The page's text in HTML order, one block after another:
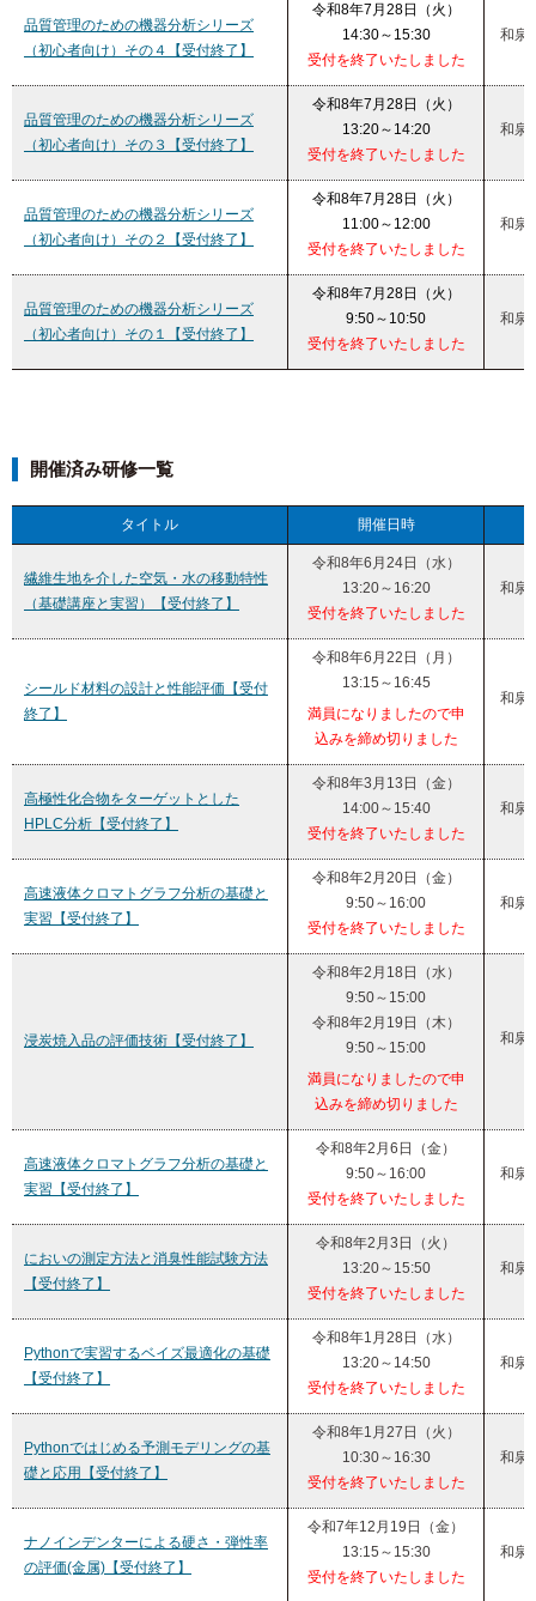
品質管理のための機器分析シリーズ
（初心者向け）その４【受付終了】
令和8年7月28日（火）
14:30～15:30
受付を終了いたしました
和泉
品質管理のための機器分析シリーズ
（初心者向け）その３【受付終了】
令和8年7月28日（火）
13:20～14:20
受付を終了いたしました
和泉
品質管理のための機器分析シリーズ
（初心者向け）その２【受付終了】
令和8年7月28日（火）
11:00～12:00
受付を終了いたしました
和泉
品質管理のための機器分析シリーズ
（初心者向け）その１【受付終了】
令和8年7月28日（火）
9:50～10:50
受付を終了いたしました
和泉
開催済み研修一覧
タイトル 開催日時
繊維生地を介した空気・水の移動特性
（基礎講座と実習）【受付終了】
令和8年6月24日（水）
13:20～16:20
受付を終了いたしました
和泉
シールド材料の設計と性能評価【受付
終了】
令和8年6月22日（月）
13:15～16:45
満員になりましたので申
込みを締め切りました
和泉
高極性化合物をターゲットとした
HPLC分析【受付終了】
令和8年3月13日（金）
14:00～15:40
受付を終了いたしました
和泉
高速液体クロマトグラフ分析の基礎と
実習【受付終了】
令和8年2月20日（金）
9:50～16:00
受付を終了いたしました
和泉
浸炭焼入品の評価技術【受付終了】
令和8年2月18日（水）
9:50～15:00
令和8年2月19日（木）
9:50～15:00
満員になりましたので申
込みを締め切りました
和泉
高速液体クロマトグラフ分析の基礎と
実習【受付終了】
令和8年2月6日（金）
9:50～16:00
受付を終了いたしました
和泉
においの測定方法と消臭性能試験方法
【受付終了】
令和8年2月3日（火）
13:20～15:50
受付を終了いたしました
和泉
Pythonで実習するベイズ最適化の基礎
【受付終了】
令和8年1月28日（水）
13:20～14:50
受付を終了いたしました
和泉
Pythonではじめる予測モデリングの基
礎と応用【受付終了】
令和8年1月27日（火）
10:30～16:30
受付を終了いたしました
和泉
ナノインデンターによる硬さ・弾性率
の評価(金属)【受付終了】
令和7年12月19日（金）
13:15～15:30
受付を終了いたしました
和泉